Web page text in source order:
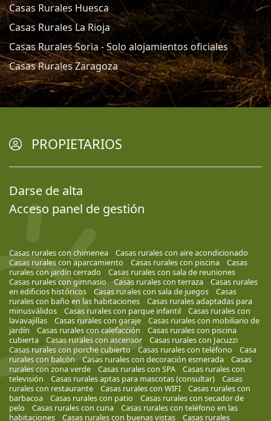
Casas Rurales Huesca
Casas Rurales La Rioja
Casas Rurales Soria - Solo alojamientos oficiales
Casas Rurales Zaragoza
PROPIETARIOS
Darse de alta
Acceso panel de gestión
Casas rurales con chimenea
Casas rurales con aire acondicionado
Casas rurales con aparcamiento
Casas rurales con piscina
Casas
rurales con jardín cerrado
Casas rurales con sala de reuniones
Casas rurales con gimnasio
Casas rurales con terraza
Casas rurales
en edificios históricos
Casas rurales con sala de juegos
Casas
rurales con baño en las habitaciones
Casas rurales adaptadas para
minusválidos
Casas rurales con parque infantil
Casas rurales con
lavavajillas
Casas rurales con garaje
Casas rurales con mobiliario de
jardín
Casas rurales con calefacción
Casas rurales con piscina
cubierta
Casas rurales con ascensor
Casas rurales con Jacuzzi
Casas rurales con porche cubierto
Casas rurales con teléfono
Casa
rurales con balcón
Casas rurales con decoración esmerada
Casas
rurales con zona verde
Casas rurales con SPA
Casas rurales con
televisión
Casas rurales aptas para mascotas (consultar)
Casas
rurales con restaurante
Casas rurales con WIFI
Casas rurales con
barbacoa
Casas rurales con patio
Casas rurales con secador de
pelo
Casas rurales con cuna
Casas rurales con teléfono en las
habitaciones
Casas rurales con buenas vistas Casas rurales